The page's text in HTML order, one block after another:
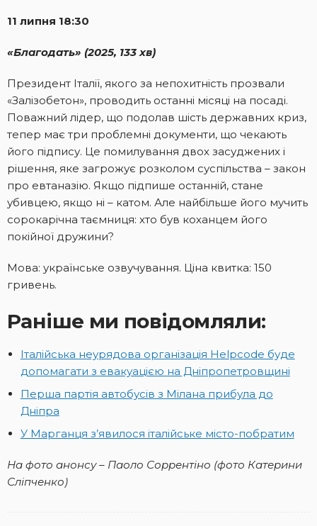
11 липня 18:30
«Благодать» (2025, 133 хв)
Президент Італії, якого за непохитність прозвали
«Залізобетон», проводить останні місяці на посаді.
Поважний лідер, що подолав шість державних криз,
тепер має три проблемні документи, що чекають
його підпису. Це помилування двох засуджених і
рішення, яке загрожує розколом суспільства – закон
про евтаназію. Якщо підпише останній, стане
убивцею, якщо ні – катом. Але найбільше його мучить
сорокарічна таємниця: хто був коханцем його
покійної дружини?
Мова: українське озвучування. Ціна квитка: 150
гривень.
Раніше ми повідомляли:
Італійська неурядова організація Helpcode буде
допомагати з евакуацією на Дніпропетровщині
Перша партія автобусів з Мілана прибула до
Дніпра
У Марганця з’явилося італійське місто-побратим
На фото анонсу – Паоло Соррентіно (фото Катерини
Сліпченко)